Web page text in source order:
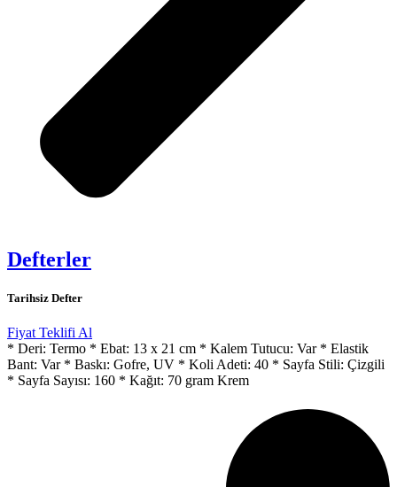
Defterler
Tarihsiz Defter
Fiyat Teklifi Al
* Deri: Termo * Ebat: 13 x 21 cm * Kalem Tutucu: Var * Elastik
Bant: Var * Baskı: Gofre, UV * Koli Adeti: 40 * Sayfa Stili: Çizgili
* Sayfa Sayısı: 160 * Kağıt: 70 gram Krem